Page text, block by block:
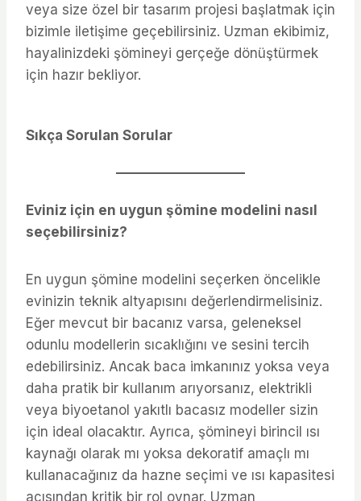
veya size özel bir tasarım projesi başlatmak için
bizimle iletişime geçebilirsiniz. Uzman ekibimiz,
hayalinizdeki şömineyi gerçeğe dönüştürmek
için hazır bekliyor.
Sıkça Sorulan Sorular
Eviniz için en uygun şömine modelini nasıl
seçebilirsiniz?
En uygun şömine modelini seçerken öncelikle
evinizin teknik altyapısını değerlendirmelisiniz.
Eğer mevcut bir bacanız varsa, geleneksel
odunlu modellerin sıcaklığını ve sesini tercih
edebilirsiniz. Ancak baca imkanınız yoksa veya
daha pratik bir kullanım arıyorsanız, elektrikli
veya biyoetanol yakıtlı bacasız modeller sizin
için ideal olacaktır. Ayrıca, şömineyi birincil ısı
kaynağı olarak mı yoksa dekoratif amaçlı mı
kullanacağınız da hazne seçimi ve ısı kapasitesi
açısından kritik bir rol oynar. Uzman